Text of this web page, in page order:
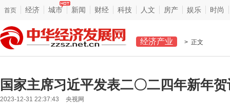
首页 经济 城市 新闻 财经 科技 人文 房产 娱乐 时尚
经济产业 > 正文
国家主席习近平发表二〇二四年新年贺
2023-12-31 22:37:43 央视网